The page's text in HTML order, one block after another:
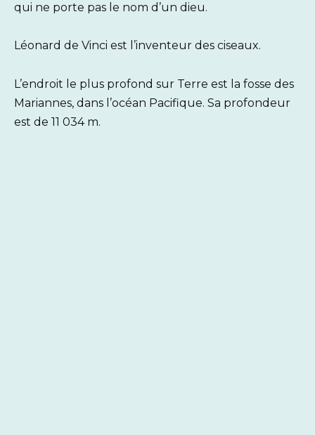
qui ne porte pas le nom d’un dieu.
Léonard de Vinci est l’inventeur des ciseaux.
L’endroit le plus profond sur Terre est la fosse des
Mariannes, dans l’océan Pacifique. Sa profondeur
est de 11 034 m.